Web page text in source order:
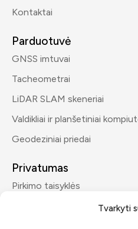
Tvarkyti
Kontaktai
Parduotuvė
GNSS imtuvai
Tacheometrai
LiDAR SLAM skeneriai
Valdikliai ir planšetiniai
Geodeziniai priedai
Privatumas
Pirkimo taisyklės